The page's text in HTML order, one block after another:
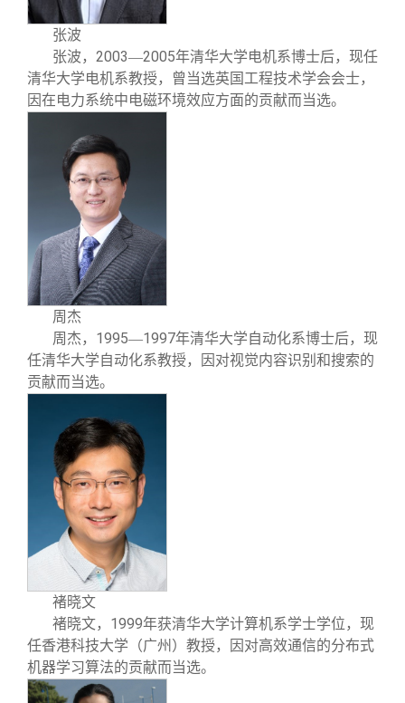
张波
张波 ， 2003—2005年清华大学电机系博士后，现任
清华大学电机系教授，曾当选英国工程技术学会会士，
因在电力系统中电磁环境效应方面的贡献而当选。
周杰
周杰 ， 1995—1997年清华大学自动化系博士后，现
任清华大学自动化系教授，因对视觉内容识别和搜索的
贡献而当选。
褚晓文
褚晓文， 1999年获清华大学计算机系学士学位，现
任香港科技大学（广州）教授，因对高效通信的分布式
机器学习算法的贡献而当选。